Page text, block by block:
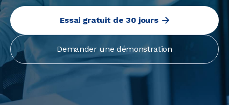
Essai gratuit de 30 jours
Demander une démonstration